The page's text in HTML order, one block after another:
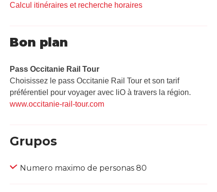
Calcul itinéraires et recherche horaires
Bon plan
Pass Occitanie Rail Tour​
Choisissez le pass Occitanie Rail Tour et son tarif
préférentiel pour voyager avec liO à travers la région.
www.occitanie-rail-tour.com
Grupos
Numero maximo de personas 80